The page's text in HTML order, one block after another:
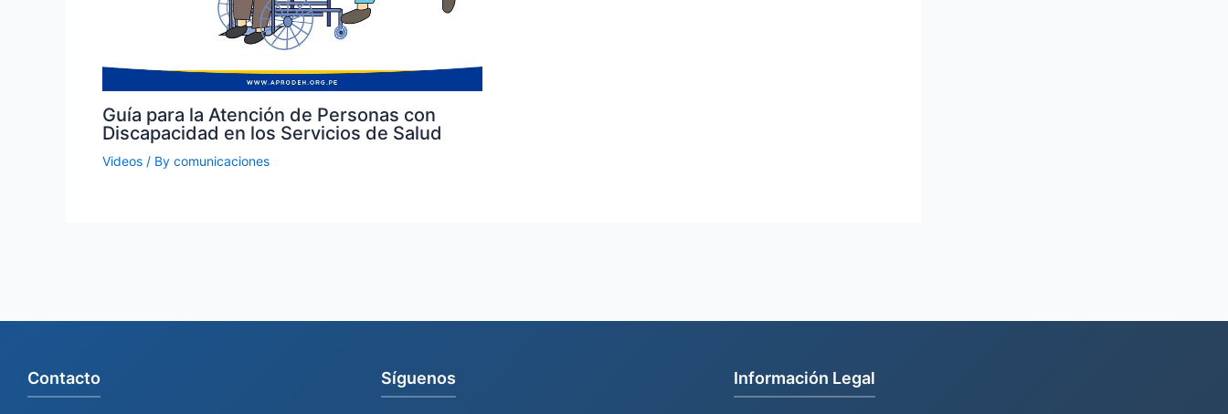
Guía para la Atención de Personas con
Discapacidad en los Servicios de Salud
Videos / By comunicaciones
Contacto Síguenos Información Legal